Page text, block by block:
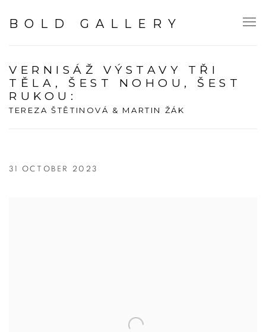
BOLD GALLERY
VERNISÁŽ VÝSTAVY TŘI
TĚLA, ŠEST NOHOU, ŠEST
RUKOU :
TEREZA ŠTĚTINOVÁ & MARTIN ŽÁK
31 OCTOBER 2023